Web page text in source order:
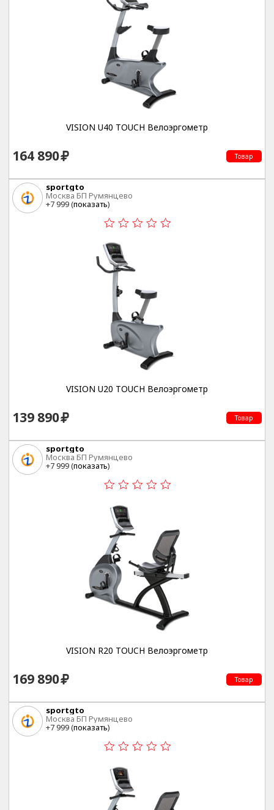
VISION U40 TOUCH Велоэргометр
164 890 Товар
sportgto
Москва БП Румянцево
+7 999 (показать)
VISION U20 TOUCH Велоэргометр
139 890 Товар
sportgto
Москва БП Румянцево
+7 999 (показать)
VISION R20 TOUCH Велоэргометр
169 890 Товар
sportgto
Москва БП Румянцево
+7 999 (показать)